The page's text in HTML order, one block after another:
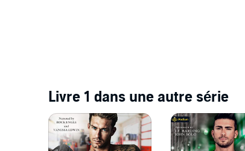
Livre 1 dans une autre série